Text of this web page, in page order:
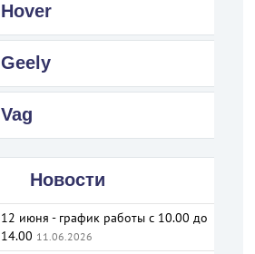
Hover
Geely
Vag
Новости
12 июня - график работы с 10.00 до
14.00 11.06.2026